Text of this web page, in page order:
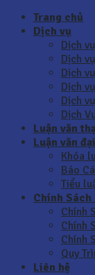
Trang chủ
Dịch vụ
Dịch
Dịch
Dịch
Dịch
Dịch
Dịch
Luận văn
Luận văn
Khóa
Báo
Tiểu
Chính Sách
Chính
Chính
Chính
Quy
Liên hệ